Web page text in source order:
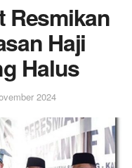
Resmikan
Haji
Halus
2024